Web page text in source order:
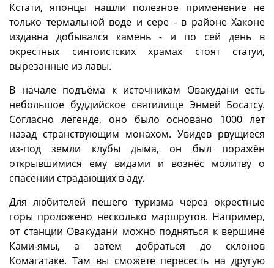
Кстати, японцы нашли полезное применение не
только термальной воде и сере - в районе Хаконе
издавна добывался камень - и по сей день в
окрестных синтоистских храмах стоят статуи,
вырезанные из лавы.
В начале подъёма к источникам Овакудани есть
небольшое буддийское святилище Энмей Босатсу.
Согласно легенде, оно было основано 1000 лет
назад странствующим монахом. Увидев рвущиеся
из-под земли клубы дыма, он был поражён
открывшимися ему видами и вознёс молитву о
спасении страдающих в аду.
Для любителей пешего туризма через окрестные
горы проложено несколько маршрутов. Например,
от станции Овакудани можно подняться к вершине
Ками-ямы, а затем добраться до склонов
Комагатаке. Там вы сможете пересесть на другую